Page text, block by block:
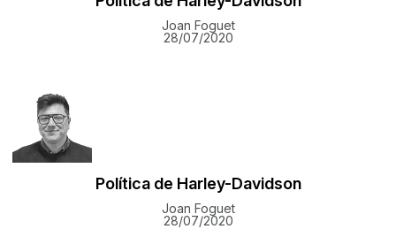
Joan Foguet
28/07/2020
Política de Harley-Davidson
Joan Foguet
28/07/2020